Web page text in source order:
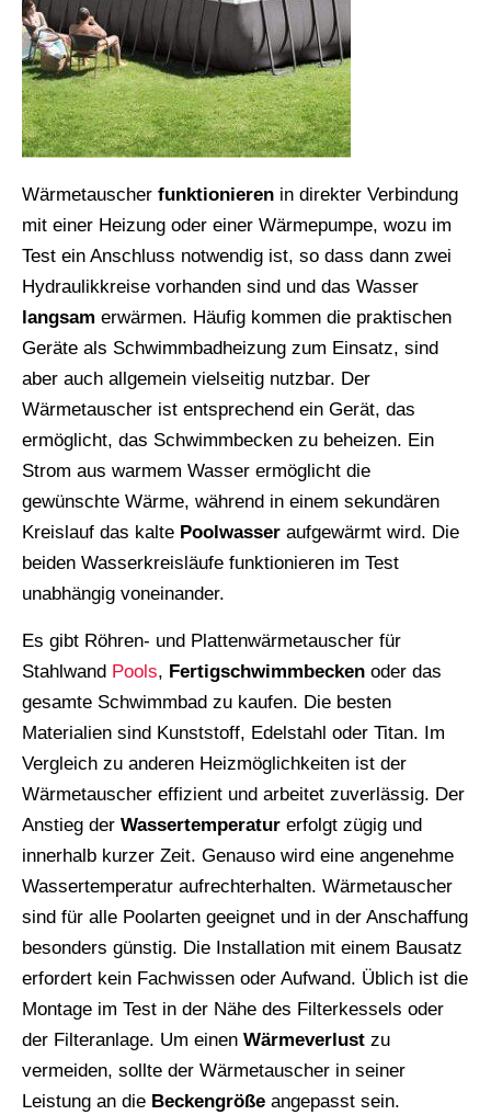
Wärmetauscher funktionieren in direkter Verbindung
mit einer Heizung oder einer Wärmepumpe, wozu im
Test ein Anschluss notwendig ist, so dass dann zwei
Hydraulikkreise vorhanden sind und das Wasser
langsam erwärmen. Häufig kommen die praktischen
Geräte als Schwimmbadheizung zum Einsatz, sind
aber auch allgemein vielseitig nutzbar. Der
Wärmetauscher ist entsprechend ein Gerät, das
ermöglicht, das Schwimmbecken zu beheizen. Ein
Strom aus warmem Wasser ermöglicht die
gewünschte Wärme, während in einem sekundären
Kreislauf das kalte Poolwasser aufgewärmt wird. Die
beiden Wasserkreisläufe funktionieren im Test
unabhängig voneinander.
Es gibt Röhren- und Plattenwärmetauscher für
Stahlwand Pools, Fertigschwimmbecken oder das
gesamte Schwimmbad zu kaufen. Die besten
Materialien sind Kunststoff, Edelstahl oder Titan. Im
Vergleich zu anderen Heizmöglichkeiten ist der
Wärmetauscher effizient und arbeitet zuverlässig. Der
Anstieg der Wassertemperatur erfolgt zügig und
innerhalb kurzer Zeit. Genauso wird eine angenehme
Wassertemperatur aufrechterhalten. Wärmetauscher
sind für alle Poolarten geeignet und in der Anschaffung
besonders günstig. Die Installation mit einem Bausatz
erfordert kein Fachwissen oder Aufwand. Üblich ist die
Montage im Test in der Nähe des Filterkessels oder
der Filteranlage. Um einen Wärmeverlust zu
vermeiden, sollte der Wärmetauscher in seiner
Leistung an die Beckengröße angepasst sein.